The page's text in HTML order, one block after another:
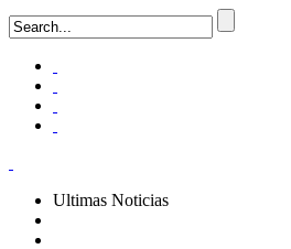
Ultimas Noticias